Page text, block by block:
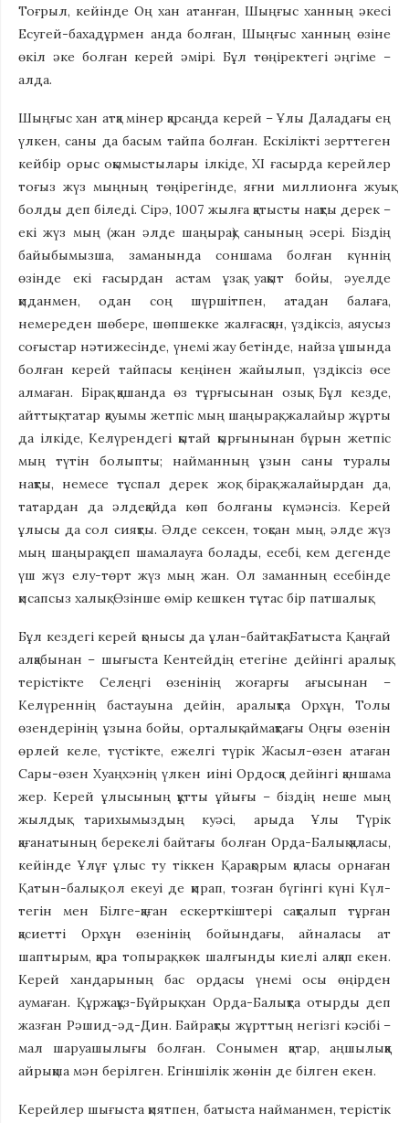
Тоғрыл, кейінде Оң хан атанған, Шыңғыс ханның әкесі
Есугей-бахадұрмен анда болған, Шыңғыс ханның өзіне
өкіл әке болған керей әмірі. Бұл төңіректегі әңгіме –
алда.
Шыңғыс хан атқа мінер қарсаңда керей – Ұлы Даладағы ең
үлкен, саны да басым тайпа болған. Ескілікті зерттеген
кейбір орыс оқымыстылары ілкіде, XI ғасырда керейлер
тоғыз жүз мыңның төңірегінде, яғни миллионға жуық
болды деп біледі. Сірә, 1007 жылға қатысты нақты дерек –
екі жүз мың (жан әлде шаңырақ) санының әсері. Біздің
байыбымызша, заманында соншама болған күннің
өзінде екі ғасырдан астам ұзақ уақыт бойы, әуелде
қиданмен, одан соң шүршітпен, атадан балаға,
немереден шөбере, шөпшекке жалғасқан, үздіксіз, аяусыз
соғыстар нәтижесінде, үнемі жау бетінде, найза ұшында
болған керей тайпасы кеңінен жайылып, үздіксіз өсе
алмаған. Бірақ қашанда өз тұрғысынан озық. Бұл кезде,
айттық, татар қауымы жетпіс мың шаңырақ, жалайыр жұрты
да ілкіде, Келүрендегі қытай қырғынынан бұрын жетпіс
мың түтін болыпты; найманның ұзын саны туралы
нақты, немесе тұспал дерек жоқ, бірақ жалайырдан да,
татардан да әлдеқайда көп болғаны күмәнсіз. Керей
ұлысы да сол сияқты. Әлде сексен, тоқсан мың, әлде жүз
мың шаңырақ деп шамалауға болады, есебі, кем дегенде
үш жүз елу-төрт жүз мың жан. Ол заманның есебінде
қисапсыз халық. Өзінше өмір кешкен тұтас бір патшалық.
Бұл кездегі керей қонысы да ұлан-байтақ. Батыста Қаңғай
алқабынан – шығыста Кентейдің етегіне дейінгі аралық;
терістікте Селеңгі өзенінің жоғарғы ағысынан –
Келүреннің бастауына дейін, аралықта Орхұн, Толы
өзендерінің ұзына бойы, орталық аймақтағы Оңғы өзенін
өрлей келе, түстікте, ежелгі түрік Жасыл-өзен атаған
Сары-өзен Хуаңхэнің үлкен иіні Ордосқа дейінгі қаншама
жер. Керей ұлысының құтты ұйығы – біздің неше мың
жылдық тарихымыздың куәсі, арыда Ұлы Түрік
қағанатының берекелі байтағы болған Орда-Балық қаласы,
кейінде Ұлұғ ұлыс ту тіккен Қарақорым қаласы орнаған
Қатын-балық, ол екеуі де қирап, тозған бүгінгі күні Күл-
тегін мен Білге-қаған ескерткіштері сақталып тұрған
қасиетті Орхұн өзенінің бойындағы, айналасы ат
шаптырым, қара топырақ, көк шалғынды киелі алқап екен.
Керей хандарының бас ордасы үнемі осы өңірден
аумаған. Құржақұз-Бұйрық хан Орда-Балықта отырды деп
жазған Рәшид-әд-Дин. Байрақты жұрттың негізгі кәсібі –
мал шаруашылығы болған. Сонымен қатар, аңшылыққа
айрықша мән берілген. Егіншілік жөнін де білген екен.
Керейлер шығыста қиятпен, батыста найманмен, терістік